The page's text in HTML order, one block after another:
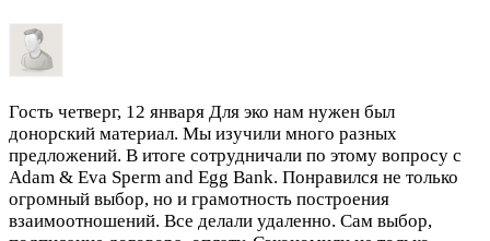
Гость четверг, 12 января Для эко нам нужен был
донорский материал. Мы изучили много разных
предложений. В итоге сотрудничали по этому вопросу с
Adam & Eva Sperm and Egg Bank. Понравился не только
огромный выбор, но и грамотность построения
взаимоотношений. Все делали удаленно. Сам выбор,